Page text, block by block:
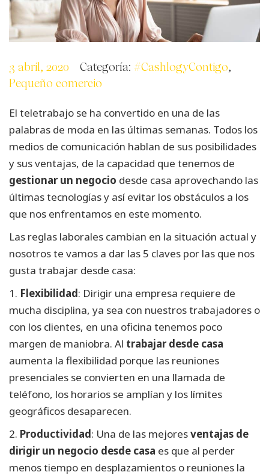
3 abril, 2020 Categoría: #CashlogyContigo,
Pequeño comercio
El teletrabajo se ha convertido en una de las
palabras de moda en las últimas semanas. Todos los
medios de comunicación hablan de sus posibilidades
y sus ventajas, de la capacidad que tenemos de
gestionar un negocio desde casa aprovechando las
últimas tecnologías y así evitar los obstáculos a los
que nos enfrentamos en este momento.
Las reglas laborales cambian en la situación actual y
nosotros te vamos a dar las 5 claves por las que nos
gusta trabajar desde casa:
1. Flexibilidad: Dirigir una empresa requiere de
mucha disciplina, ya sea con nuestros trabajadores o
con los clientes, en una oficina tenemos poco
margen de maniobra. Al trabajar desde casa
aumenta la flexibilidad porque las reuniones
presenciales se convierten en una llamada de
teléfono, los horarios se amplían y los límites
geográficos desaparecen.
2. Productividad: Una de las mejoresventajas de
dirigir un negocio desde casa es que al perder
menos tiempo en desplazamientos o reuniones la